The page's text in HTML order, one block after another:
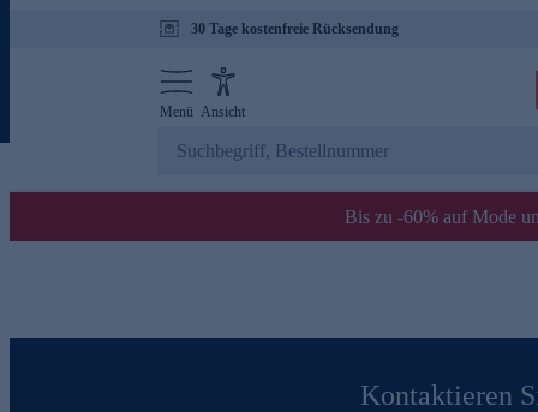
30 Tage kostenfreie Rücksendung
Menü Ansicht
Bis zu -60% auf Mode
Kontaktieren